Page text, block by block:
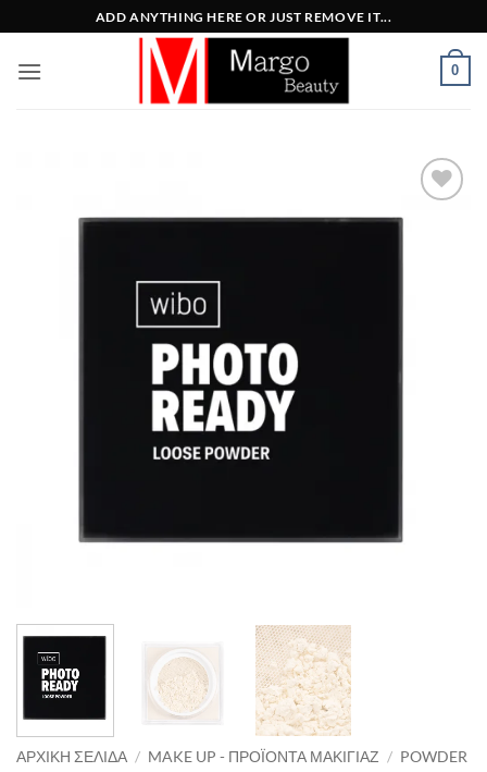
στο
περιεχόμενο
ADD ANYTHING HERE OR JUST REMOVE IT...
0
ΑΡΧΙΚΉ ΣΕΛΊΔΑ / MAKE UP - ΠΡΟΪΌΝΤΑ ΜΑΚΙΓΙΆΖ / POWDER